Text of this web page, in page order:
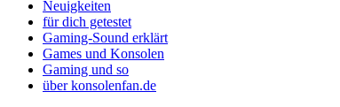
Neuigkeiten
für dich getestet
Gaming-Sound erklärt
Games und Konsolen
Gaming und so
über konsolenfan.de